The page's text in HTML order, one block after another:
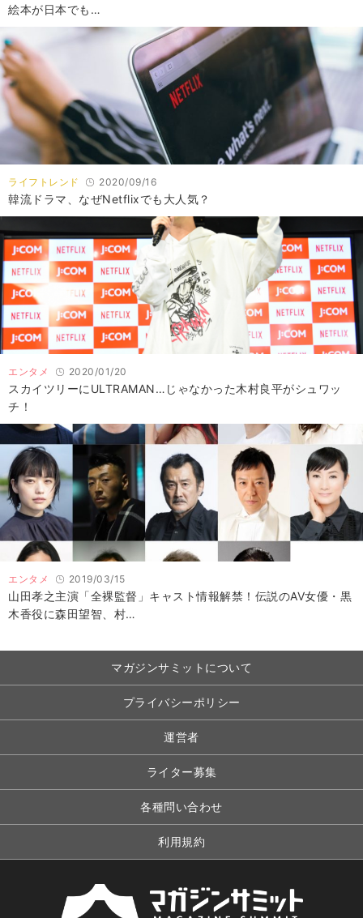
絵本が日本でも…
ライフトレンド 2020/09/16
韓流ドラマ、なぜNetflixでも大人気？
エンタメ 2020/01/20
スカイツリーにULTRAMAN…じゃなかった木村良平がシュワッ
チ！
エンタメ 2019/03/15
山田孝之主演「全裸監督」キャスト情報解禁！伝説のAV女優・黒
木香役に森田望智、村…
マガジンサミットについて
プライバシーポリシー
運営者
ライター募集
各種問い合わせ
利用規約